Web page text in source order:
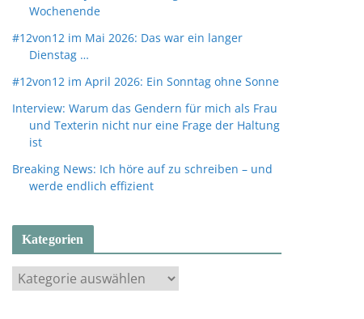
Wochenende
#12von12 im Mai 2026: Das war ein langer
Dienstag …
#12von12 im April 2026: Ein Sonntag ohne Sonne
Interview: Warum das Gendern für mich als Frau
und Texterin nicht nur eine Frage der Haltung
ist
Breaking News: Ich höre auf zu schreiben – und
werde endlich effizient
Kategorien
a